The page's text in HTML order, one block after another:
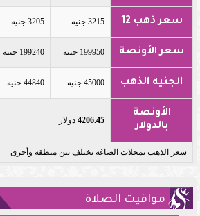
سعر ذهب 12 3215 جنيه 3205 جنيه
سعر الأونصة 199950 جنيه 199240 جنيه
الجنيه الذهب 45000 جنيه 44840 جنيه
الأونصة
بالدولار
4206.45 دولار
سعر الذهب بمحلات الصاغة تختلف بين منطقة وأخرى
مواقيت الصلاة